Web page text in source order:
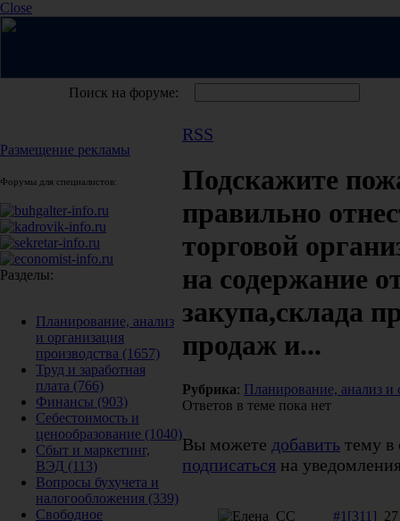
Close
Поиск на форуме:
Размещение рекламы
Форумы для специалистов:
Разделы:
Планирование, анализ
и организация
производства (1657)
Труд и заработная
плата (766)
Финансы (903)
Себестоимость и
ценообразование (1040)
Сбыт и маркетинг,
ВЭД (113)
Вопросы бухучета и
налогообложения (339)
Свободное
RSS
Подскажите
правильно
торговой
на содержание
закупа,склада
продаж и...
Рубрика: Планирование, анализ и
Ответов в теме пока нет
Вы можете добавить тему в
подписаться на
#1[311] 27